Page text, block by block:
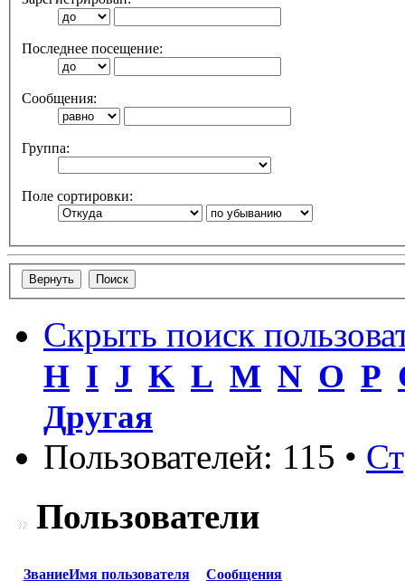
Последнее посещение:
Сообщения:
Группа:
Поле сортировки:
Скрыть поиск
H I J K L M N O P
Другая
Пользователей: 115 •
Пользователи
ЗваниеИмя пользователя Сообщения